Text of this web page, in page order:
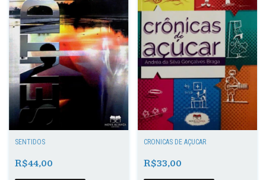
SENTIDOS
R$44,00
CRÔNICAS DE AÇÚCAR
R$33,00